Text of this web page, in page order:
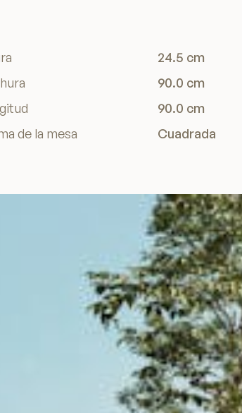
24.5 cm
90.0 cm
90.0 cm
de la mesa
Cuadrada